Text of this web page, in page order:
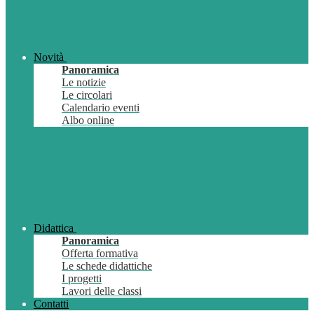
Novità
Panoramica
Le notizie
Le circolari
Calendario eventi
Albo online
Didattica
Panoramica
Offerta formativa
Le schede didattiche
I progetti
Lavori delle classi
Contatti